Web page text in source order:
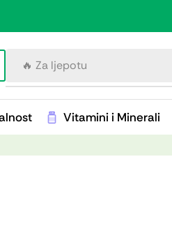
🔥 Za imunitet
Vitamini i Minerali